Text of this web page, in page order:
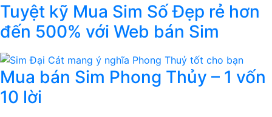
Tuyệt kỹ Mua Sim Số Đẹp rẻ hơn
đến 500% với Web bán Sim
Mua bán Sim Phong Thủy – 1 vốn
10 lời